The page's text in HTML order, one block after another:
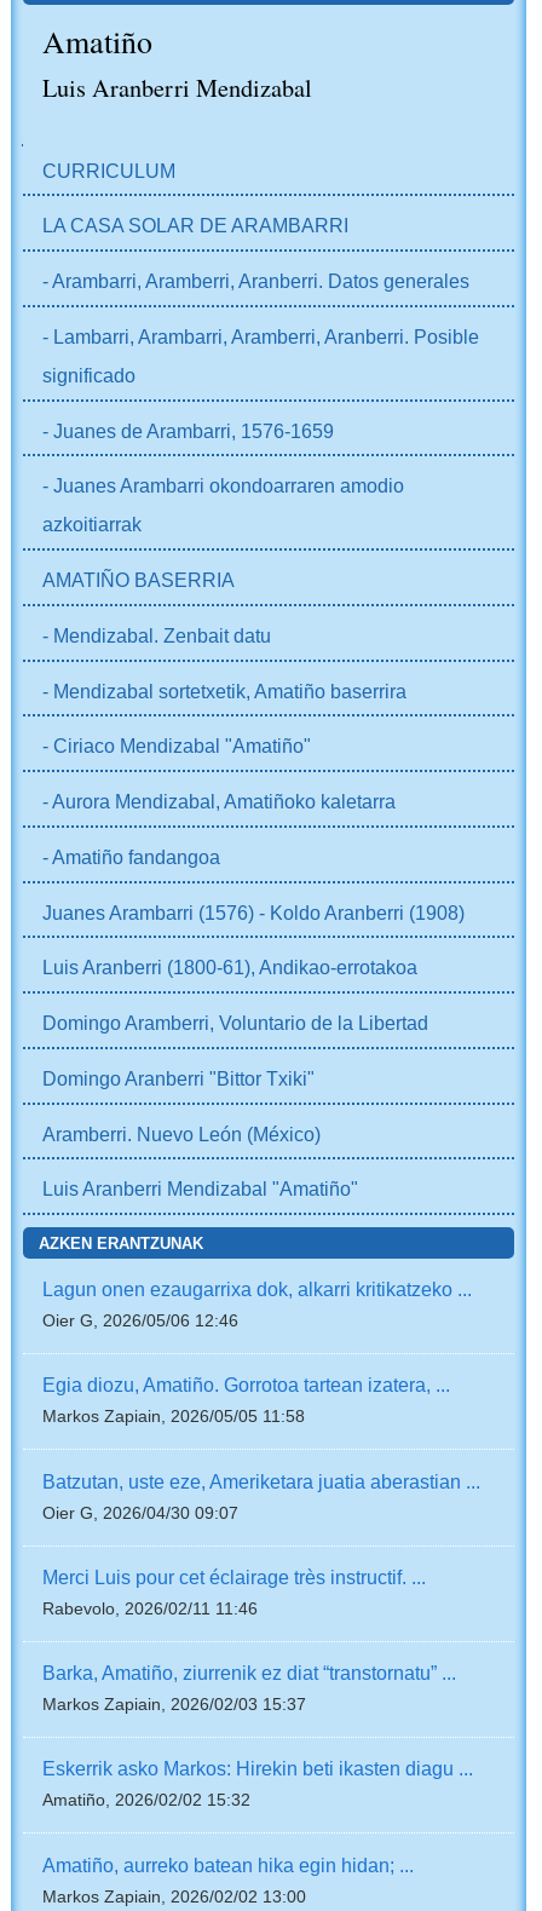
Amatiño
Luis Aranberri Mendizabal
CURRICULUM
LA CASA SOLAR DE ARAMBARRI
- Arambarri, Aramberri, Aranberri. Datos generales
- Lambarri, Arambarri, Aramberri, Aranberri. Posible
significado
- Juanes de Arambarri, 1576-1659
- Juanes Arambarri okondoarraren amodio
azkoitiarrak
AMATIÑO BASERRIA
- Mendizabal. Zenbait datu
- Mendizabal sortetxetik, Amatiño baserrira
- Ciriaco Mendizabal "Amatiño"
- Aurora Mendizabal, Amatiñoko kaletarra
- Amatiño fandangoa
Juanes Arambarri (1576) - Koldo Aranberri (1908)
Luis Aranberri (1800-61), Andikao-errotakoa
Domingo Aramberri, Voluntario de la Libertad
Domingo Aranberri "Bittor Txiki"
Aramberri. Nuevo León (México)
Luis Aranberri Mendizabal "Amatiño"
AZKEN ERANTZUNAK
Lagun onen ezaugarrixa dok, alkarri kritikatzeko ...
Oier G, 2026/05/06 12:46
Egia diozu, Amatiño. Gorrotoa tartean izatera, ...
Markos Zapiain, 2026/05/05 11:58
Batzutan, uste eze, Ameriketara juatia aberastian ...
Oier G, 2026/04/30 09:07
Merci Luis pour cet éclairage très instructif. ...
Rabevolo, 2026/02/11 11:46
Barka, Amatiño, ziurrenik ez diat “transtornatu” ...
Markos Zapiain, 2026/02/03 15:37
Eskerrik asko Markos: Hirekin beti ikasten diagu ...
Amatiño, 2026/02/02 15:32
Amatiño, aurreko batean hika egin hidan; ...
Markos Zapiain, 2026/02/02 13:00